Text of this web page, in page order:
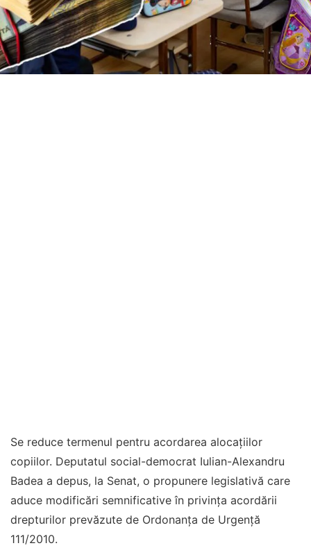
Se reduce termenul pentru acordarea alocațiilor
copiilor. Deputatul social-democrat Iulian-Alexandru
Badea a depus, la Senat, o propunere legislativă care
aduce modificări semnificative în privința acordării
drepturilor prevăzute de Ordonanța de Urgență
111/2010.